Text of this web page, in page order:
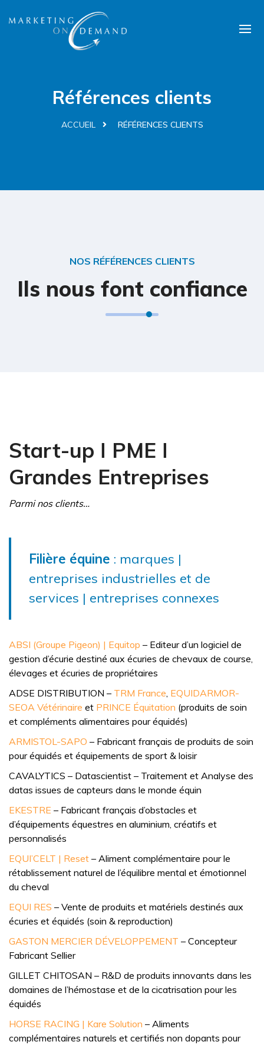
Références clients
ACCUEIL RÉFÉRENCES CLIENTS
NOS RÉFÉRENCES CLIENTS
Ils nous font confiance
Start-up ǀ PME ǀ
Grandes Entreprises
Parmi nos clients…
Filière équine : marques |
entreprises industrielles et de
services | entreprises connexes
ABSI (Groupe Pigeon) | Equitop – Editeur d’un logiciel de
gestion d’écurie destiné aux écuries de chevaux de course,
élevages et écuries de propriétaires
ADSE DISTRIBUTION – TRM France EQUIDARMOR-
SEOA Vétérinaire et PRINCE Équitation (produits de soin
et compléments alimentaires pour équidés)
ARMISTOL-SAPO – Fabricant français de produits de soin
pour équidés et équipements de sport & loisir
CAVALYTICS – Datascientist – Traitement et Analyse des
datas issues de capteurs dans le monde équin
EKESTRE – Fabricant français d’obstacles et
d’équipements équestres en aluminium, créatifs et
personnalisés
EQUI’CELT | Reset – Aliment complémentaire pour le
rétablissement naturel de l’équilibre mental et émotionnel
du cheval
EQUI RES – Vente de produits et matériels destinés aux
écuries et équidés (soin & reproduction)
GASTON MERCIER DÉVELOPPEMENT – Concepteur
Fabricant Sellier
GILLET CHITOSAN – R&D de produits innovants dans les
domaines de l’hémostase et de la cicatrisation pour les
équidés
HORSE RACING | Kare Solution – Aliments
complémentaires naturels et certifiés non dopants pour